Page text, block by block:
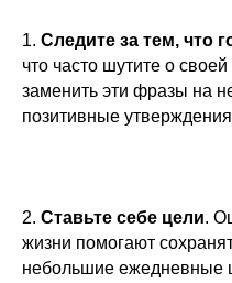
1. Следите за тем, что
что часто шутите о
заменить эти фразы на
позитивные
2. Ставьте себе цели.
жизни помогают
небольшие ежедневные